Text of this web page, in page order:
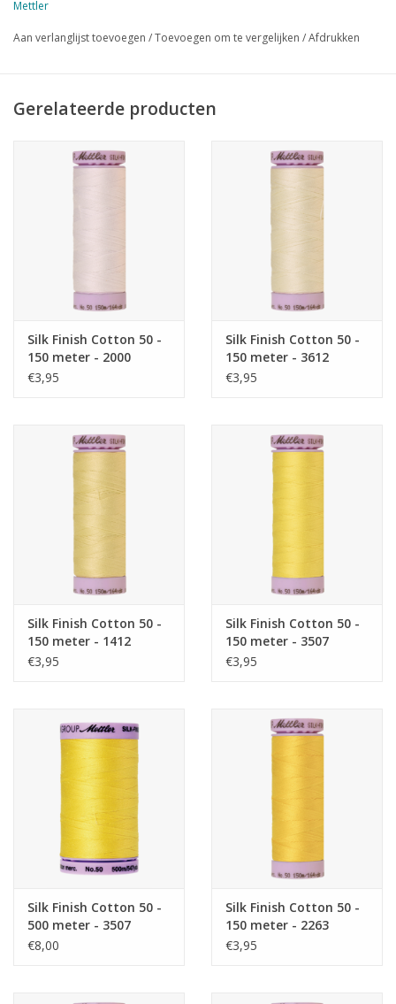
Mettler
Aan verlanglijst toevoegen /Toevoegen om te vergelijken /Afdrukken
Gerelateerde producten
Silk Finish Cotton 50 -
150 meter - 2000
€3,95
Silk Finish Cotton 50 -
150 meter - 3612
€3,95
Silk Finish Cotton 50 -
150 meter - 1412
€3,95
Silk Finish Cotton 50 -
150 meter - 3507
€3,95
Silk Finish Cotton 50 -
500 meter - 3507
€8,00
Silk Finish Cotton 50 -
150 meter - 2263
€3,95